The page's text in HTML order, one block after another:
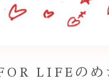
LIFEのめ